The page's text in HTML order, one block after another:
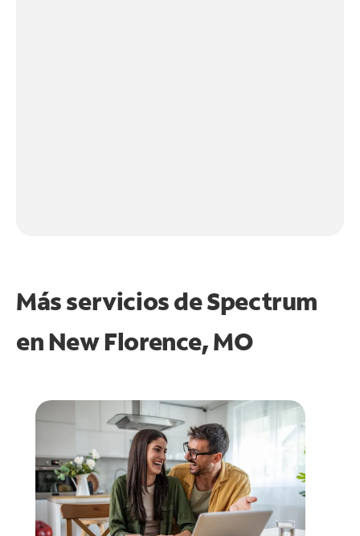
Más servicios de Spectrum
en New Florence, MO